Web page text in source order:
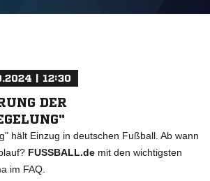
| 12:30
DER
hält Einzug in deutschen Fußball. Ab wann
FUSSBALL.de mit den wichtigsten
im FAQ.